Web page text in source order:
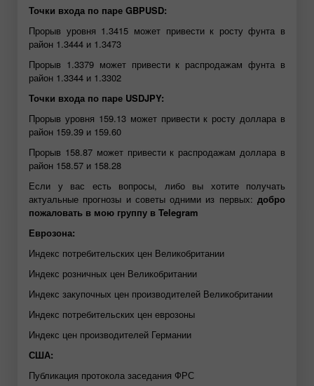
Точки входа по паре GBPUSD:
Прорыв уровня 1.3415 может привести к росту фунта в
район 1.3444 и 1.3473
Прорыв 1.3379 может привести к распродажам фунта в
район 1.3344 и 1.3302
Точки входа по паре USDJPY:
Прорыв уровня 159.13 может привести к росту доллара в
район 159.39 и 159.60
Прорыв 158.87 может привести к распродажам доллара в
район 158.57 и 158.28
Если у вас есть вопросы, либо вы хотите получать
актуальные прогнозы и советы одними из первых: добро
пожаловать в мою группу в Telegram
Еврозона:
Индекс потребительских цен Великобритании
Индекс розничных цен Великобритании
Индекс закупочных цен производителей Великобритании
Индекс потребительских цен еврозоны
Индекс цен производителей Германии
США:
Публикация протокола заседания ФРС